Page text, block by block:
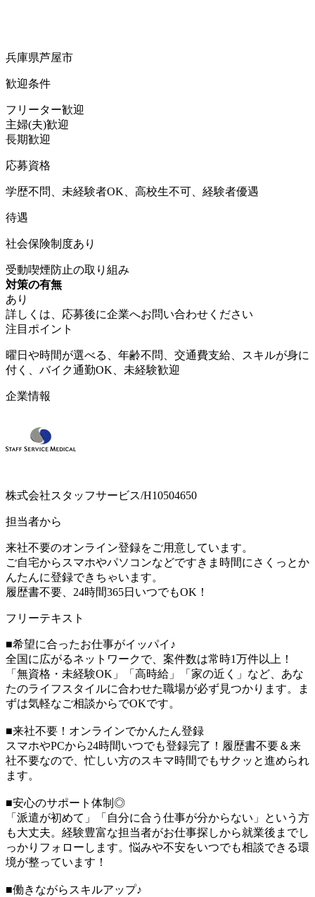
兵庫県芦屋市
歓迎条件
フリーター歓迎
主婦(夫)歓迎
長期歓迎
応募資格
学歴不問、未経験者OK、高校生不可、経験者優遇
待遇
社会保険制度あり
受動喫煙防止の取り組み
対策の有無
あり
詳しくは、応募後に企業へお問い合わせください
注目ポイント
曜日や時間が選べる、年齢不問、交通費支給、スキルが身に
付く、バイク通勤OK、未経験歓迎
企業情報
株式会社スタッフサービス/H10504650
担当者から
来社不要のオンライン登録をご用意しています。
ご自宅からスマホやパソコンなどですきま時間にさくっとか
んたんに登録できちゃいます。
履歴書不要、24時間365日いつでもOK！
フリーテキスト
■希望に合ったお仕事がイッパイ♪
全国に広がるネットワークで、案件数は常時1万件以上！
「無資格・未経験OK」「高時給」「家の近く」など、あな
たのライフスタイルに合わせた職場が必ず見つかります。ま
ずは気軽なご相談からでOKです。
■来社不要！オンラインでかんたん登録
スマホやPCから24時間いつでも登録完了！履歴書不要＆来
社不要なので、忙しい方のスキマ時間でもサクッと進められ
ます。
■安心のサポート体制◎
「派遣が初めて」「自分に合う仕事が分からない」という方
も大丈夫。経験豊富な担当者がお仕事探しから就業後までし
っかりフォローします。悩みや不安をいつでも相談できる環
境が整っています！
■働きながらスキルアップ♪